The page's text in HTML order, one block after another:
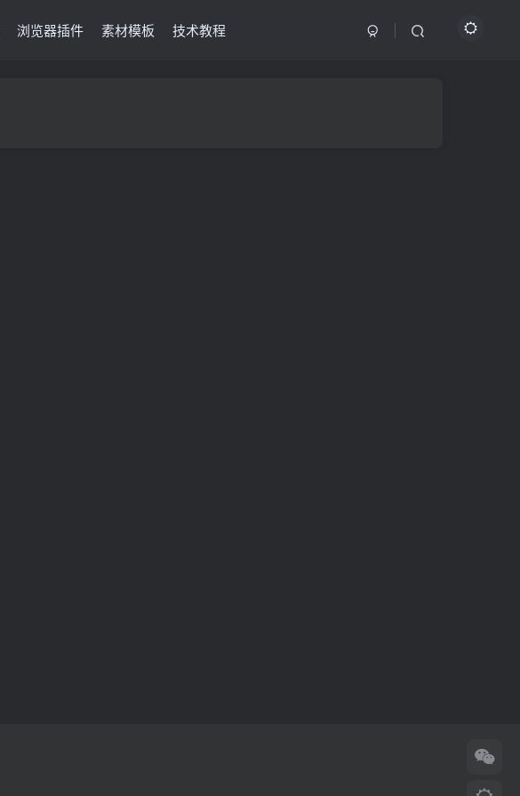
浏览器插件 素材模板 技术教程